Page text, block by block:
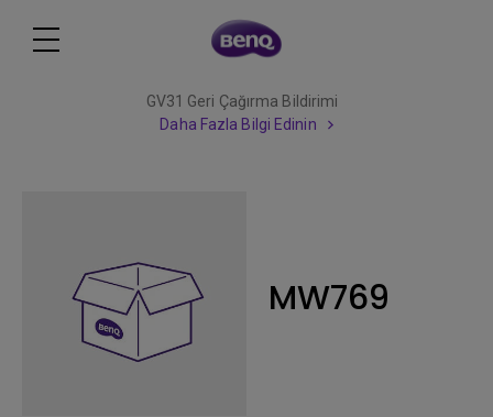
GV31 Geri Çağırma Bildirimi
Daha Fazla Bilgi Edinin
MW769